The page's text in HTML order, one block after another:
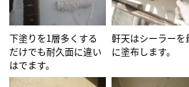
下塗りを1層多くする
だけでも耐久面に違い
はでます。
軒天はシーラーを
に塗布します。